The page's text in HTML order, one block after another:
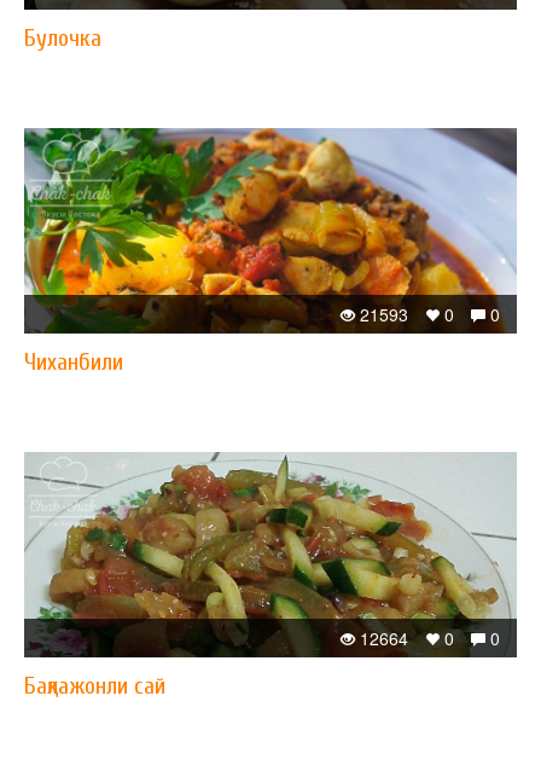
Булочка
0
0
21593
Чиханбили
0
0
12664
Бақлажонли сай